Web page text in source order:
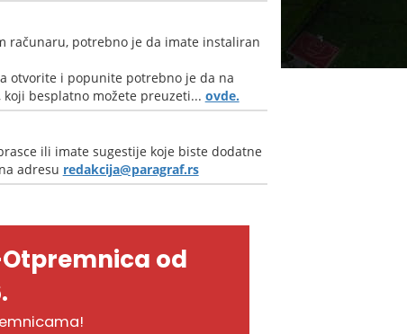
računaru, potrebno je da imate instaliran
otvorite i popunite potrebno je da na
besplatno možete preuzeti... ovde.
ili imate sugestije koje biste dodatne
adresu redakcija@paragraf.rs
od